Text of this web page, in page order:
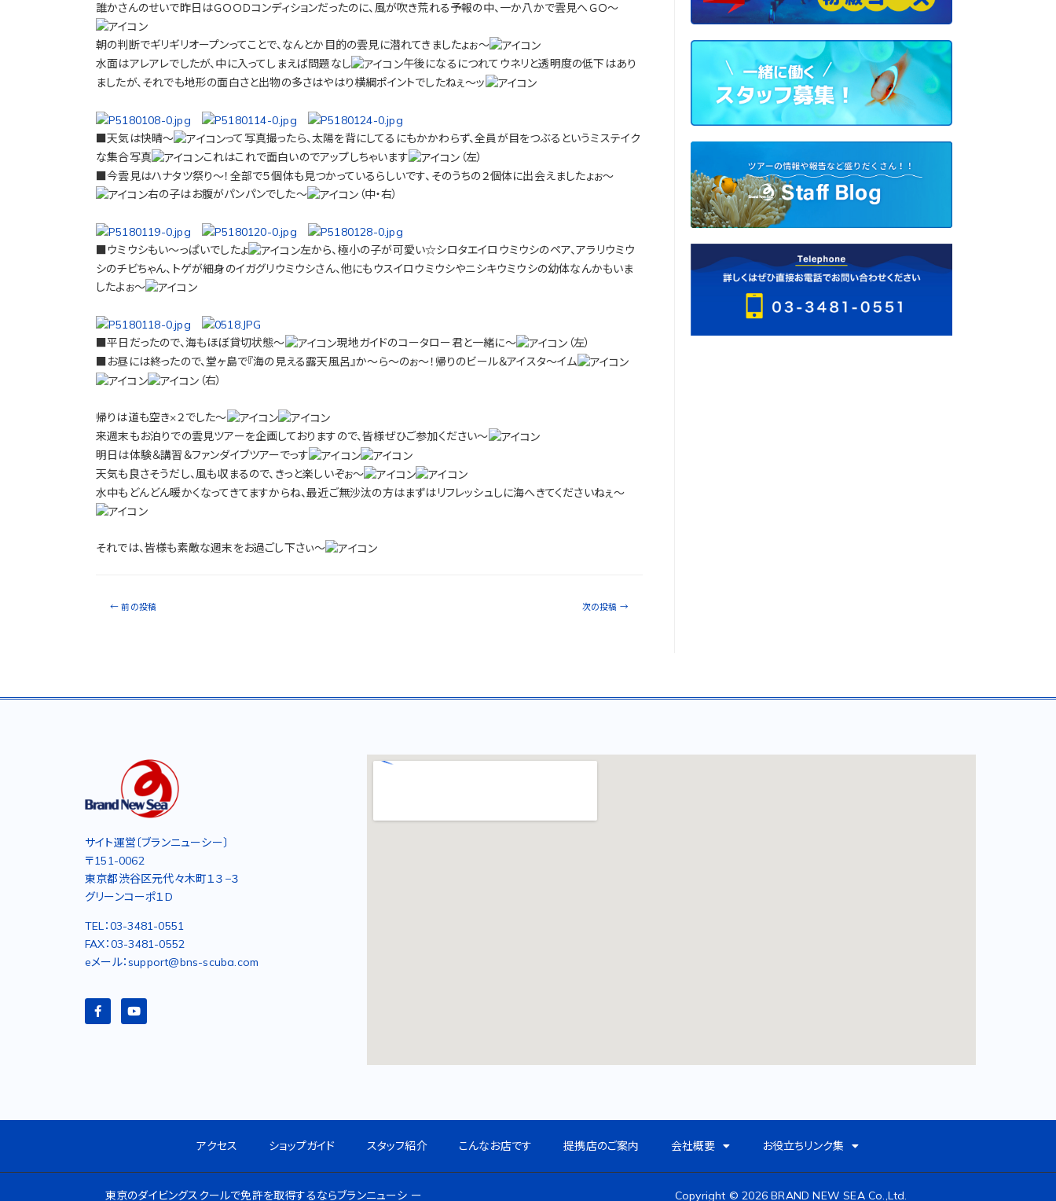
誰かさんのせいで昨日はＧＯＯＤコンディションだったのに、風が吹き荒れる予報の中、一か八かで雲見へＧＯ～
朝の判断でギリギリオープンってことで、なんとか目的の雲見に潜れてきましたょぉ～
水面はアレアレでしたが、中に入ってしまえば問題なし
午後になるにつれてウネリと透明度の低下はあり
ましたが、それでも地形の面白さと出物の多さはやはり横綱ポイントでしたねぇ～ッ
■天気は快晴～
って写真撮ったら、太陽を背にしてるにもかかわらず、全員が目をつぶるというミステイク
な集合写真
これはこれで面白いのでアップしちゃいます
（左）
■今雲見はハナタツ祭り～！全部で５個体も見つかっているらしいです、そのうちの２個体に出会えましたょぉ～
右の子はお腹がパンパンでした～
（中・右）
■ウミウシもい～っぱいでしたょ
左から、極小の子が可愛い☆シロタエイロウミウシのペア、アラリウミウ
シのチビちゃん、トゲが細身のイガグリウミウシさん、他にもウスイロウミウシやニシキウミウシの幼体なんかもいま
したよぉ～
■平日だったので、海もほぼ貸切状態～ 現地ガイドのコータロー君と一緒に～
（左）
■お昼には終ったので、堂ヶ島で『海の見える露天風呂』か～ら～のぉ～！帰りのビール＆アイスタ～イム
（右）
帰りは道も空き×２でした～
来週末もお泊りでの雲見ツアーを企画しておりますので、皆様ぜひご参加ください～
明日は体験＆講習＆ファンダイブツアーでっす
天気も良さそうだし、風も収まるので、きっと楽しいぞぉ～
水中もどんどん暖かくなってきてますからね、最近ご無沙汰の方はまずはリフレッシュしに海へきてくださいねぇ～
それでは、皆様も素敵な週末をお過ごし下さぃ～
← 前の投稿 次の投稿 →
サイト運営〔ブランニューシー〕
〒151-0062
東京都渋谷区元代々木町１３−３
グリーンコーポ１D
TEL：03-3481-0551
FAX：03-3481-0552
eメール：support@bns-scuba.com
アクセス ショップガイド スタッフ紹介 こんなお店です 提携店のご案内 会社概要 お役立ちリンク集
東京のダイビングスクールで免許を取得するならブランニューシ ー Copyright © 2026 BRAND NEW SEA Co.,Ltd.